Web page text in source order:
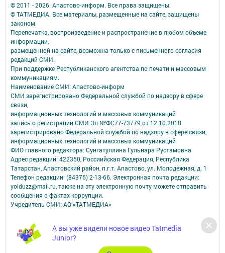
А вы уже видели новое видео Tatmedia
Junior?
© 2011 - 2026. Апастово-информ. Все права защищены.
© ТАТМЕДИА. Все материалы, размещенные на сайте, защищены
законом.
Перепечатка, воспроизведение и распространение в любом объеме
информации,
размещенной на сайте, возможна только с письменного согласия
редакций СМИ.
При поддержке Республиканского агентства по печати и массовым
коммуникациям.
Наименование СМИ: Апастово-информ
СМИ зарегистрировано Федеральной службой по надзору в сфере
связи,
информационных технологий и массовых коммуникаций
запись о регистрации СМИ Эл №ФС77-73779 от 12.10.2018
зарегистрировано Федеральной службой по надзору в сфере связи,
информационных технологий и массовых коммуникаций
ФИО главного редактора: Сунгатуллина Гульнара Рустамовна
Адрес редакции: 422350, Россиийская Федерация, Республика
Татарстан, Апастовский район, п.г.т. Апастово, ул. Молодежная, д. 1
Телефон редакции: (84376) 2-13-66. Электронная почта редакции:
yolduzz@mail.ru, также на эту электронную почту можете отправить
сообщения о фактах коррупции.
Учредитель СМИ: АО «ТАТМЕДИА»
Антикоррупционная политика
АО «ТАТМЕДИА» использует «cookie»для персонализации сервисов и
удобства пользователей сайтом.
Использование «cookie» можно отменить в настройках браузера.